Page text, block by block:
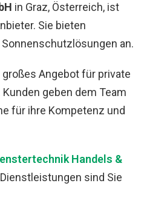
in Graz, Österreich, ist
Sie bieten
an.
Angebot für private
geben dem Team
für ihre Kompetenz und
Handels &
sind Sie